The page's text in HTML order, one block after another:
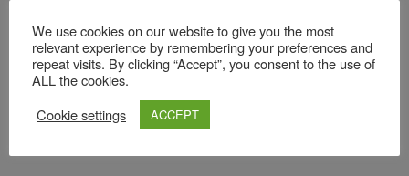
We use cookies on our website to give you the most
relevant experience by remembering your preferences and
repeat visits. By clicking “Accept”, you consent to the use of
ALL the cookies.
Cookie settings
ACCEPT